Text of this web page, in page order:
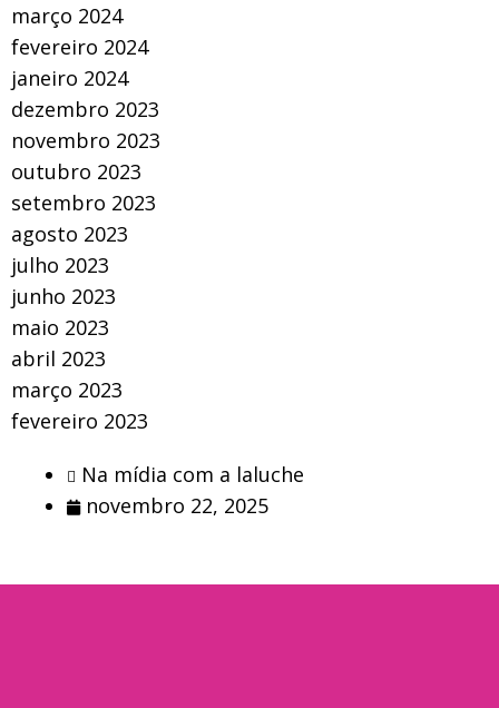
março 2024
fevereiro 2024
janeiro 2024
dezembro 2023
novembro 2023
outubro 2023
setembro 2023
agosto 2023
julho 2023
junho 2023
maio 2023
abril 2023
março 2023
fevereiro 2023
Na mídia com a laluche
novembro 22, 2025